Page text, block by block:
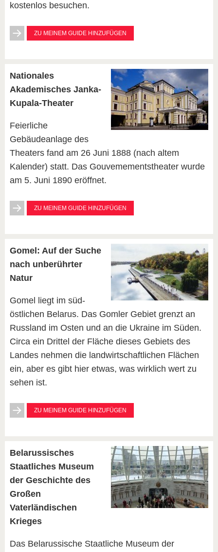
kostenlos besuchen.
ZU MEINEM GUIDE HINZUFÜGEN
Nationales
Akademisches Janka-
Kupala-Theater
Feierliche
Gebäudeanlage des
Theaters fand am 26 Juni 1888 (nach altem
Kalender) statt. Das Gouvemementstheater wurde
am 5. Juni 1890 eröffnet.
ZU MEINEM GUIDE HINZUFÜGEN
Gomel: Auf der Suche
nach unberührter
Natur
Gomel liegt im süd-
östlichen Belarus. Das Gomler Gebiet grenzt an
Russland im Osten und an die Ukraine im Süden.
Circa ein Drittel der Fläche dieses Gebiets des
Landes nehmen die landwirtschaftlichen Flächen
ein, aber es gibt hier etwas, was wirklich wert zu
sehen ist.
ZU MEINEM GUIDE HINZUFÜGEN
Belarussisches
Staatliches Museum
der Geschichte des
Großen
Vaterländischen
Krieges
Das Belarussische Staatliche Museum der